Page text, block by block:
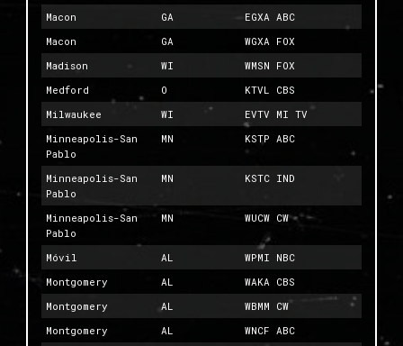
Macon
GA
EGXA ABC
Macon
GA
WGXA FOX
Madison
WI
WMSN FOX
Medford
O
KTVL CBS
Milwaukee
WI
EVTV MI TV
Minneapolis-San
Pablo
MN KSTP ABC
Minneapolis-San
Pablo
MN KSTC IND
Minneapolis-San
Pablo
MN WUCW CW
Móvil AL
WPMI NBC
Montgomery
AL
WAKA CBS
Montgomery
AL
WBMM CW
Montgomery
AL
WNCF ABC